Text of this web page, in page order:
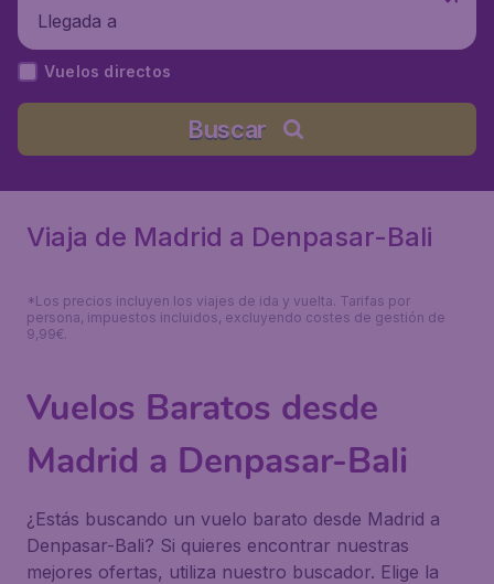
Llegada a
Vuelos directos
Buscar
Viaja de Madrid a Denpasar-Bali
*Los precios incluyen los viajes de ida y vuelta. Tarifas por
persona, impuestos incluidos, excluyendo costes de gestión de
9,99€.
Vuelos Baratos desde
Madrid a Denpasar-Bali
¿Estás buscando un vuelo barato desde Madrid a
Denpasar-Bali? Si quieres encontrar nuestras
mejores ofertas, utiliza nuestro buscador. Elige la